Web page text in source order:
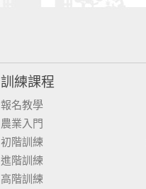
訓練課程
報名教學
農業入門
初階訓練
進階訓練
高階訓練